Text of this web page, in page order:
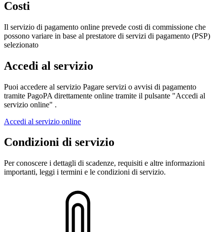
Costi
Il servizio di pagamento online prevede costi di commissione che
possono variare in base al prestatore di servizi di pagamento (PSP)
selezionato
Accedi al servizio
Puoi accedere al servizio Pagare servizi o avvisi di pagamento
tramite PagoPA direttamente online tramite il pulsante "Accedi al
servizio online" .
Accedi al servizio online
Condizioni di servizio
Per conoscere i dettagli di scadenze, requisiti e altre informazioni
importanti, leggi i termini e le condizioni di servizio.